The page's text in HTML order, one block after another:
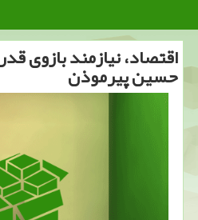
اقتصاد، نیازمند بازوی
حسین پیرموذن